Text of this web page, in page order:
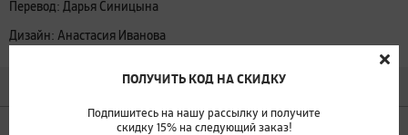
ПОЛУЧИТЬ КОД НА СКИДКУ
Подпишитесь на нашу рассылку и получите
скидку 15% на следующий заказ!
Перевод: Дарья Синицына
Дизайн: Анастасия Иванова
С днём рождения, Мэтт!